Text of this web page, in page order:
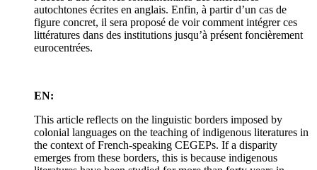
autochtones écrites en anglais. Enfin, à partir d’un cas de
figure concret, il sera proposé de voir comment intégrer ces
littératures dans des institutions jusqu’à présent foncièrement
eurocentrées.
EN:
This article reflects on the linguistic borders imposed by
colonial languages on the teaching of indigenous literatures in
the context of French-speaking CEGEPs. If a disparity
emerges from these borders, this is because indigenous